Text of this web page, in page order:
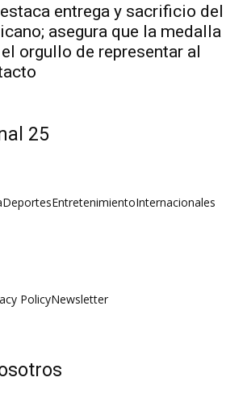
entrega y sacrificio del
asegura que la medalla
orgullo de representar al
25
DeportesEntretenimientoInternacionales
PolicyNewsletter